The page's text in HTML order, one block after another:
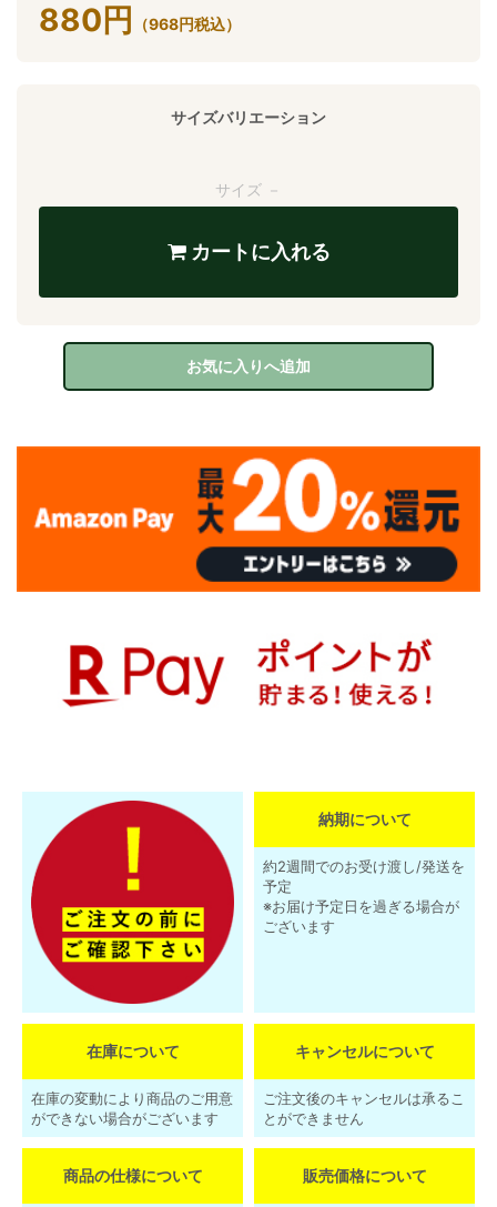
880 円 （968円税込）
サイズバリエーション
サイズ －
カートに入れる
お気に入りへ追加
納期について
約2週間でのお受け渡し/発送を
予定
※お届け予定日を過ぎる場合が
ございます
在庫について
在庫の変動により商品のご用意
ができない場合がございます
キャンセルについて
ご注文後のキャンセルは承るこ
とができません
商品の仕様について 販売価格について